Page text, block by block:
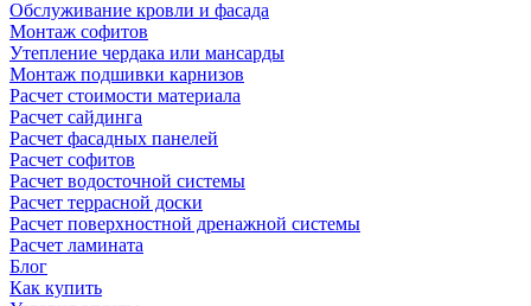
Обслуживание кровли и фасада
Монтаж софитов
Утепление чердака или мансарды
Монтаж подшивки карнизов
Расчет стоимости материала
Расчет сайдинга
Расчет фасадных панелей
Расчет софитов
Расчет водосточной системы
Расчет террасной доски
Расчет поверхностной дренажной системы
Расчет ламината
Блог
Как купить